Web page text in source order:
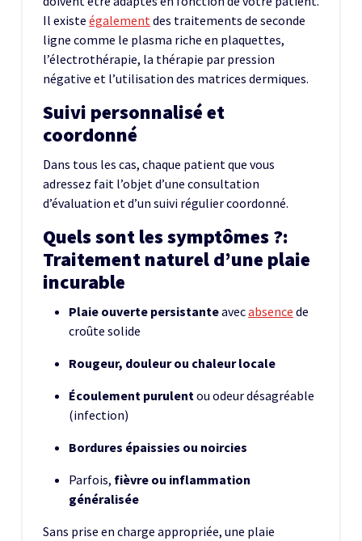
Il existe égalementdes traitements de seconde
ligne comme le plasma riche en plaquettes,
l’électrothérapie, la thérapie par pression
négative et l’utilisation des matrices dermiques.
Suivi personnalisé et
coordonné
Dans tous les cas, chaque patient que vous
adressez fait l’objet d’une consultation
d’évaluation et d’un suivi régulier coordonné.
Quels sont les symptômes ?:
Traitement naturel d’une plaie
incurable
Plaie ouverte persistanteavecabsence de
croûte solide
Rougeur, douleur ou chaleur locale
Écoulement purulentou odeur désagréable
(infection)
Bordures épaissies ou noircies
Parfois, fièvre ou inflammation
généralisée
Sans prise en charge appropriée, une plaie